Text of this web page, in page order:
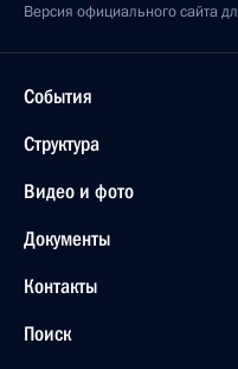
Версия официального сайта
События
Структура
Видео и фото
Документы
Контакты
Поиск